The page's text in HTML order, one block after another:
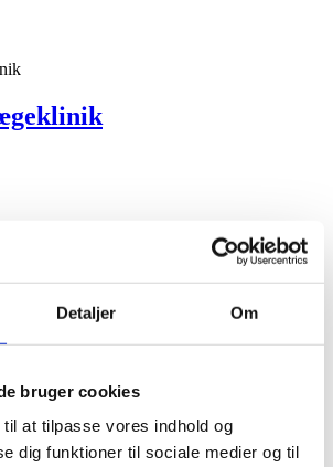
Detaljer Om
bruger cookies
at tilpasse vores indhold og
dig funktioner til sociale medier og til